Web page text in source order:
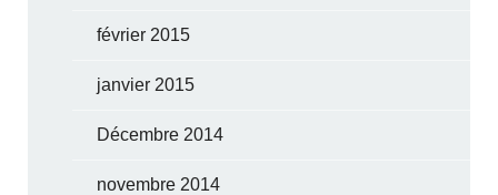
février 2015
janvier 2015
Décembre 2014
novembre 2014